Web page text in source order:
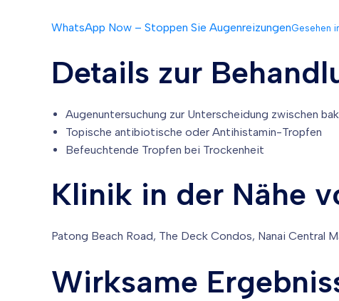
WhatsApp Now – Stoppen Sie AugenreizungenGesehen
Details zur
Augenuntersuchung zur Unterscheidung zwischen
Topische antibiotische oder Antihistamin-Tropfen
Befeuchtende Tropfen bei Trockenheit
Klinik in der Nähe
Patong Beach Road, The Deck Condos, Nanai Central
Wirksame